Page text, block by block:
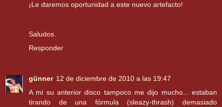
¡Le daremos oportunidad a este nuevo artefacto!
Saludos.
Responder
günner 12 de diciembre de 2010 a las 19:47
A mi su anterior disco tampoco me dijo mucho... estaban
tirando de una fórmula (sleazy-thrash) demasiado